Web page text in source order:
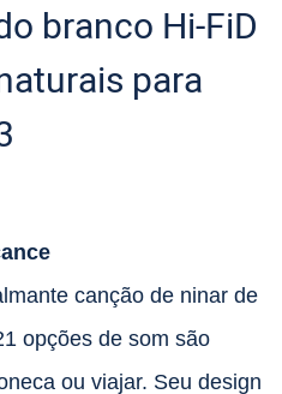
branco Hi-FiD
para
canção de ninar de
opções de som são
ou viajar. Seu design